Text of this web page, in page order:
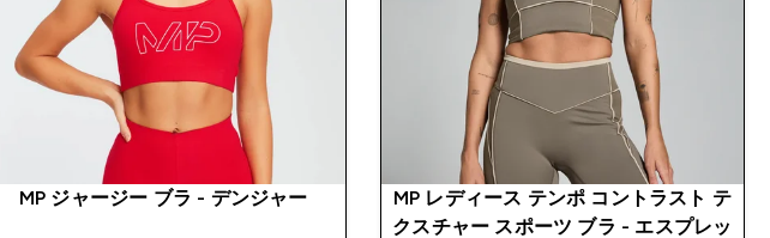
MP ジャージー ブラ - デンジャー
MP レディース テンポ コントラスト テ
クスチャー スポーツ ブラ - エスプレッ